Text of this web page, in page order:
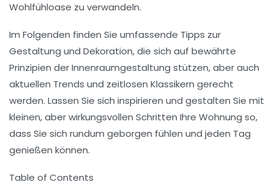
Wohlfühloase zu verwandeln.
Im Folgenden finden Sie umfassende Tipps zur
Gestaltung und Dekoration, die sich auf bewährte
Prinzipien der Innenraumgestaltung stützen, aber auch
aktuellen Trends und zeitlosen Klassikern gerecht
werden. Lassen Sie sich inspirieren und gestalten Sie mit
kleinen, aber wirkungsvollen Schritten Ihre Wohnung so,
dass Sie sich rundum geborgen fühlen und jeden Tag
genießen können.
Table of Contents